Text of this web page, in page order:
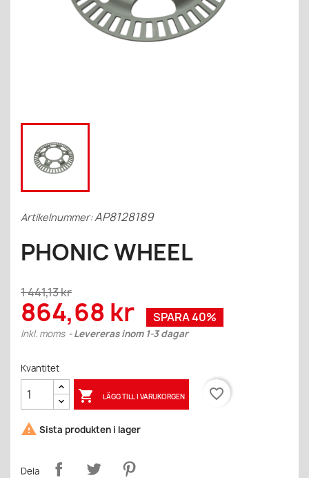
Artikelnummer:AP8128189
PHONIC WHEEL
1 441,13 kr
864,68 kr SPARA 40%
Inkl. moms Levereras inom 1-3 dagar
Kvantitet
 LÄGG TILL I VARUKORGEN favorite_border
 Sista produkten i lager
Dela